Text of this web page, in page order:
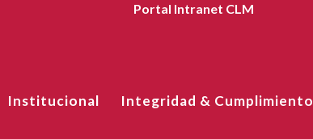
Portal Intranet CLM
Institucional Integridad & Cumplimiento